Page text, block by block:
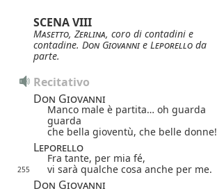
SCENA VIII
Masetto, Zerlina, coro di contadini e
contadine. Don Giovannie Leporello da
parte.
Recitativo
Don Giovanni
Manco male è partita… oh guarda
guarda
che bella gioventù, che belle donne!
Leporello
Fra tante, per mia fé,
255 vi sarà qualche cosa anche per me.
Don Giovanni